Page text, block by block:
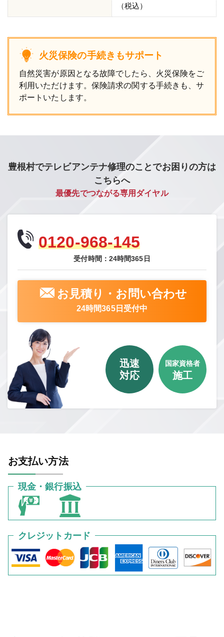
（税込）
火災保険の手続きもサポート
自然災害が原因となる故障でしたら、火災保険をご
利用いただけます。保険請求の関する手続きも、サ
ポートいたします。
豊根村でテレビアンテナ修理のことでお困りの方は
こちらへ
最優先でつながる専用ダイヤル
0120-968-145
受付時間：24時間365日
お見積り・お問い合わせ
24時間365日受付中
迅速
対応
国家資格者
施工
お支払い方法
現金・銀行振込
クレジットカード